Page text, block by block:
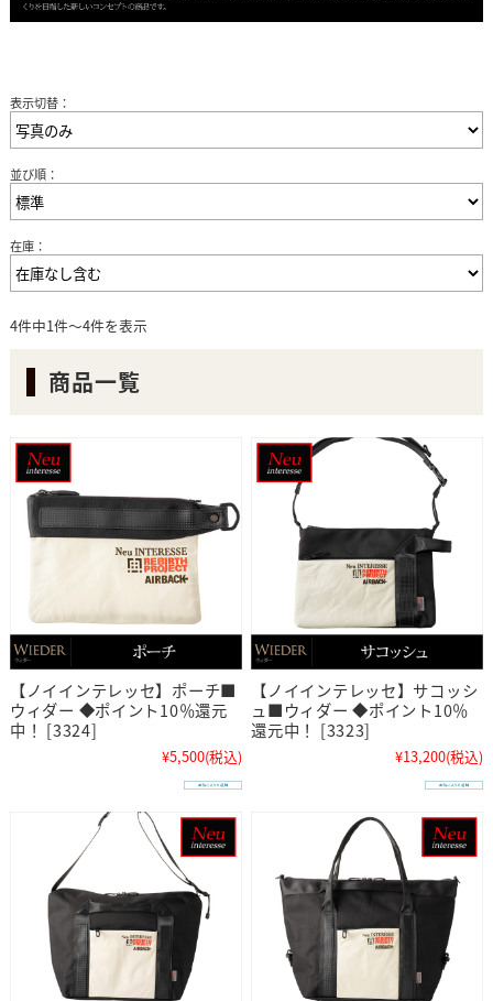
表示切替：
並び順：
在庫：
4件中1件～4件を表示
商品一覧
【ノイインテレッセ】ポーチ■
ウィダー ◆ポイント10％還元
中！ [3324]
¥5,500(税込)
【ノイインテレッセ】サコッシ
ュ■ウィダー ◆ポイント10％
還元中！ [3323]
¥13,200(税込)